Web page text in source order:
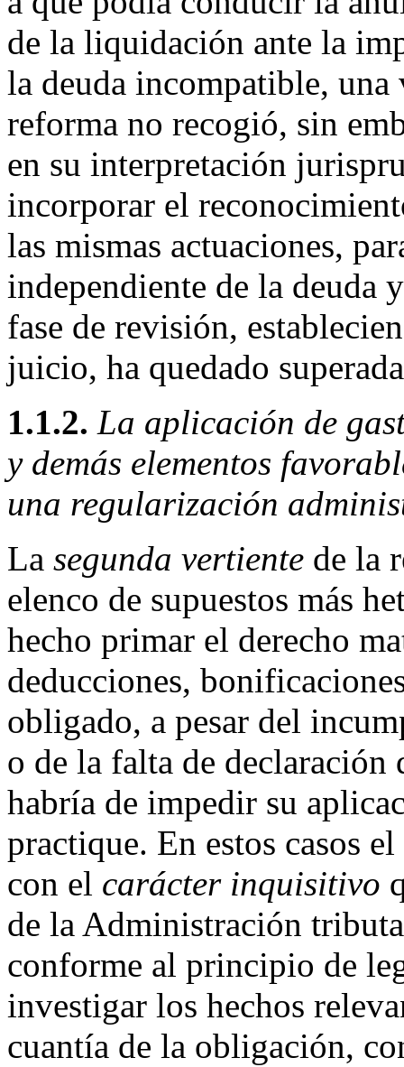
de la liquidación ante la
la deuda incompatible,
reforma no recogió, sin
en su interpretación
incorporar el
las mismas actuaciones,
independiente de la deuda
fase de revisión,
juicio, ha quedado
1.1.2. La aplicación de
y demás elementos
una regularización
La segunda vertiente de la
elenco de supuestos más
hecho primar el derecho
deducciones,
obligado, a pesar del
o de la falta de
habría de impedir su
practique. En estos casos
con el carácter inquisitivo
de la Administración
conforme al principio de
investigar los hechos
cuantía de la obligación,